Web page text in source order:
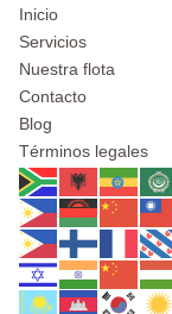
Inicio
Servicios
Nuestra flota
Contacto
Blog
Términos legales